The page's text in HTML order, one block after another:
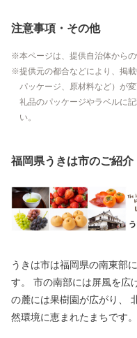
注意事項・その他
本ページは、提供自治体から
提供元の都合などにより、掲
パッケージ、原材料など）が
礼品のパッケージやラベルに
い。
福岡県うきは市のご紹介
うきは市は福岡県の南東部
す。 市の南部には屏風を広
の麓には果樹園が広がり、
然環境に恵まれたまちです。 また、平坦部には江戸時代、豊後街